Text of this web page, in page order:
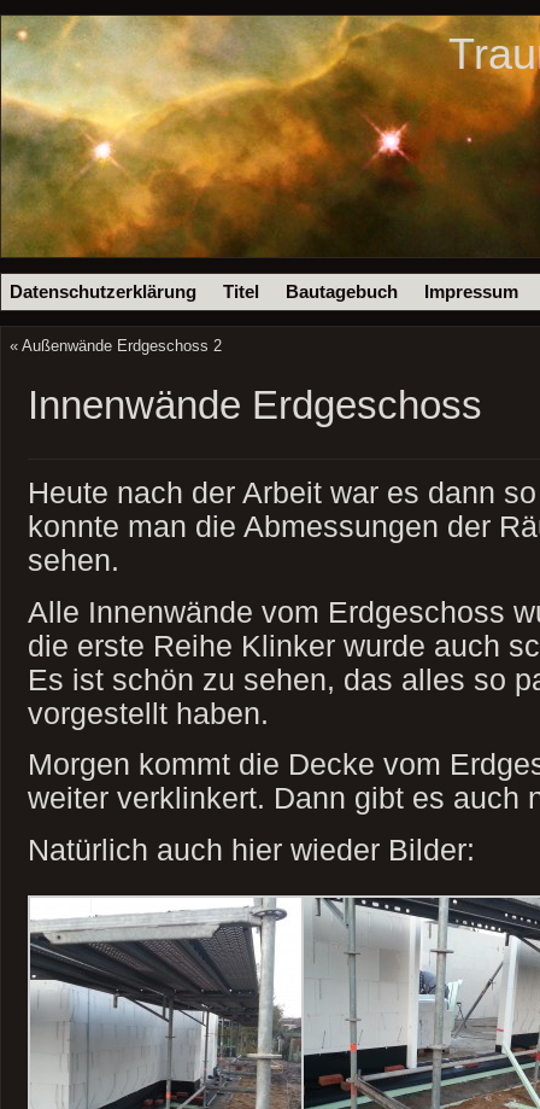
Datenschutzerklärung Titel Bautagebuch Impressum
« Außenwände Erdgeschoss 2
Innenwände Erdgeschoss
Heute nach der Arbeit war es dann
konnte man die Abmessungen der
sehen.
Alle Innenwände vom Erdgeschoss
die erste Reihe Klinker wurde auch
Es ist schön zu sehen, das alles so
vorgestellt haben.
Morgen kommt die Decke vom
weiter verklinkert. Dann gibt es auch
Natürlich auch hier wieder Bilder: